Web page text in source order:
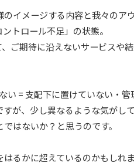
イメージする内容と我々のア
トロール不足」の状態。
ご期待に沿えないサービスや
い = 支配下に置けていない・管
が、少し異なるような気がして
はないか？と思うのです。
るかに超えているのかもしれま